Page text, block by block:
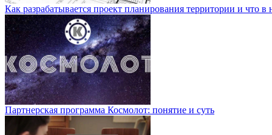
Как разрабатывается проект планирования территории и что в
Партнерская программа Космолот: понятие и суть